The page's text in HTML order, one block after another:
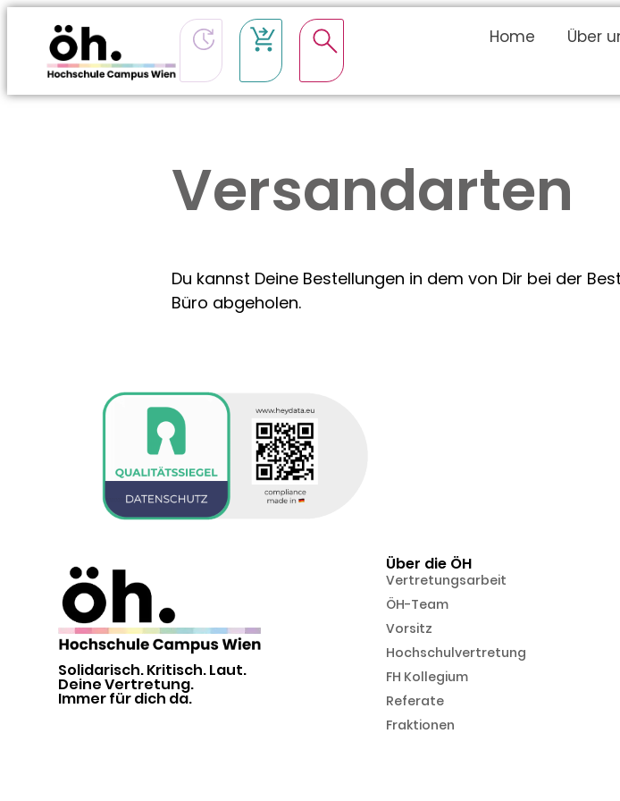
Home Über
Versandarten
Du kannst Deine Bestellungen in dem von Dir bei der
Büro abgeholen.
Solidarisch. Kritisch. Laut.
Deine Vertretung.
Immer für dich da.
Über die ÖH
Vertretungsarbeit
ÖH-Team
Vorsitz
Hochschulvertretung
FH Kollegium
Referate
Fraktionen